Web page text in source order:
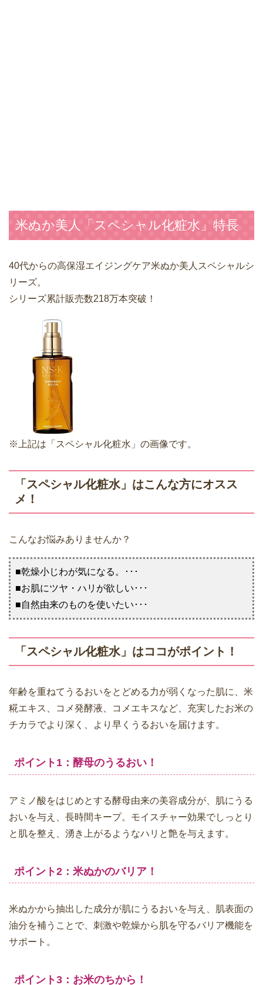
米ぬか美人「スペシャル化粧水」特長
40代からの高保湿エイジングケア米ぬか美人スペシャルシ
リーズ。
シリーズ累計販売数218万本突破！
※上記は「スペシャル化粧水」の画像です。
「スペシャル化粧水」はこんな方にオスス
メ！
こんなお悩みありませんか？
■乾燥小じわが気になる。･･･
■お肌にツヤ・ハリが欲しい･･･
■自然由来のものを使いたい･･･
「スペシャル化粧水」はココがポイント！
年齢を重ねてうるおいをとどめる力が弱くなった肌に、米
糀エキス、コメ発酵液、コメエキスなど、充実したお米の
チカラでより深く、より早くうるおいを届けます。
ポイント1：酵母のうるおい！
アミノ酸をはじめとする酵母由来の美容成分が、肌にうる
おいを与え、長時間キープ。モイスチャー効果でしっとり
と肌を整え、湧き上がるようなハリと艶を与えます。
ポイント2：米ぬかのバリア！
米ぬかから抽出した成分が肌にうるおいを与え、肌表面の
油分を補うことで、刺激や乾燥から肌を守るバリア機能を
サポート。
ポイント3：お米のちから！